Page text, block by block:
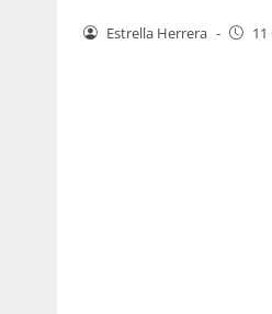
Estrella Herrera - 11